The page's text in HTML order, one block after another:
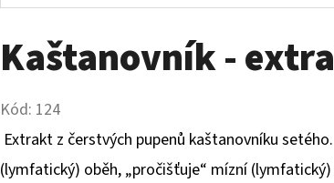
Kaštanovník -
Kód: 124
Extrakt z čerstvých pupenů kaštanovníku setého.
(lymfatický) oběh, „pročišťuje“ mízní